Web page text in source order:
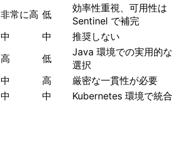
非常に高 低
効率性重視、可用性は
Sentinel で補完
中 中
推奨しない
高 低
Java 環境での実用的な
選択
中 高
厳密な一貫性が必要
中 中 Kubernetes 環境で統合